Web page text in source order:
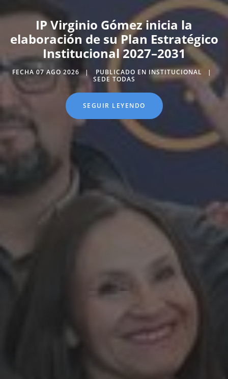
IP Virginio Gómez inicia la
elaboración de su Plan Estratégico
Institucional 2027–2031
FECHA 07 AGO 2026
PUBLICADO EN INSTITUCIONAL
SEDE TODAS
SEGUIR LEYENDO